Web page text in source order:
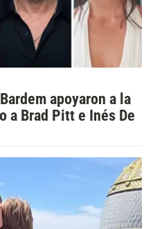
apoyaron a la
a Brad Pitt e Inés De